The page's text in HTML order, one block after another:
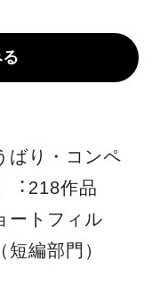
ばり・コンペ
︓218作品
ートフィル
編部⾨）